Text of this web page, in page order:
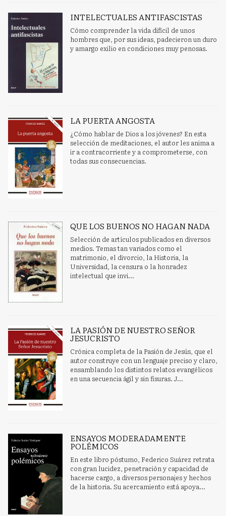
INTELECTUALES ANTIFASCISTAS
Cómo comprender la vida difícil de unos
hombres que, por sus ideas, padecieron un duro
y amargo exilio en condiciones muy penosas.
LA PUERTA ANGOSTA
¿Cómo hablar de Dios a los jóvenes? En esta
selección de meditaciones, el autor les anima a
ir a contracorriente y a comprometerse, con
todas sus consecuencias.
QUE LOS BUENOS NO HAGAN NADA
Selección de artículos publicados en diversos
medios. Temas tan variados como el
matrimonio, el divorcio, la Historia, la
Universidad, la censura o la honradez
intelectual que invi...
LA PASIÓN DE NUESTRO SEÑOR
JESUCRISTO
Crónica completa de la Pasión de Jesús, que el
autor construye con un lenguaje preciso y claro,
ensamblando los distintos relatos evangélicos
en una secuencia ágil y sin fisuras. J...
ENSAYOS MODERADAMENTE
POLÉMICOS
En este libro póstumo, Federico Suárez retrata
con gran lucidez, penetración y capacidad de
hacerse cargo, a diversos personajes y hechos
de la historia. Su acercamiento está apoya...